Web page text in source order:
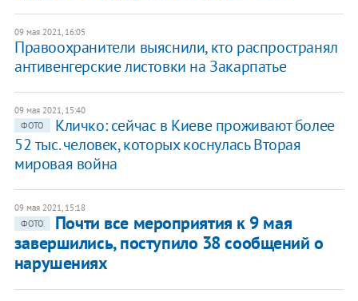
09 мая 2021, 16:05
Правоохранители выяснили, кто распространял
антивенгерские листовки на Закарпатье
09 мая 2021, 15:40
ФОТО
Кличко: сейчас в Киеве проживают более
52 тыс. человек, которых коснулась Вторая
мировая война
09 мая 2021, 15:18
ФОТО
Почти все мероприятия к 9 мая
завершились, поступило 38 сообщений о
нарушениях